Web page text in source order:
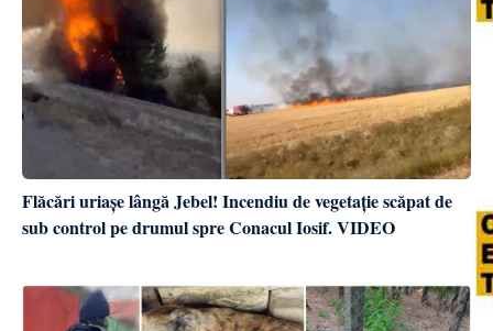
Flăcări uriașe lângă Jebel! Incendiu de vegetație scăpat de
sub control pe drumul spre Conacul Iosif. VIDEO